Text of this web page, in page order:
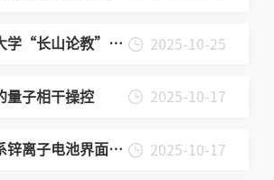
SUPPORT
学“长山论教”第
2025-10-25
量子相干操控 2025-10-17
锌离子电池界面构
2025-10-17